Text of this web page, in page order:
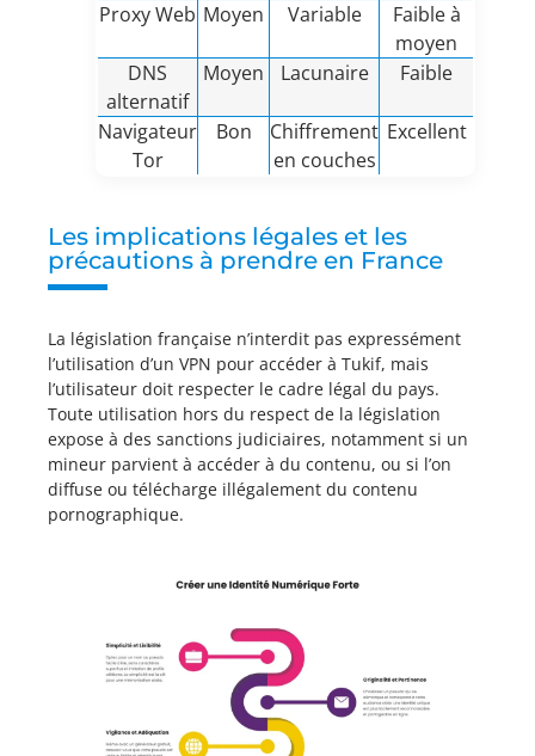
Proxy Web Moyen Variable
Faible à
moyen
DNS
alternatif
Moyen Lacunaire Faible
Navigateur
Tor
Bon
Chiffrement
en couches
Excellent
Les implications légales et les
précautions à prendre en France
La législation française n’interdit pas expressément
l’utilisation d’un VPN pour accéder à Tukif, mais
l’utilisateur doit respecter le cadre légal du pays.
Toute utilisation hors du respect de la législation
expose à des sanctions judiciaires, notamment si un
mineur parvient à accéder à du contenu, ou si l’on
diffuse ou télécharge illégalement du contenu
pornographique.